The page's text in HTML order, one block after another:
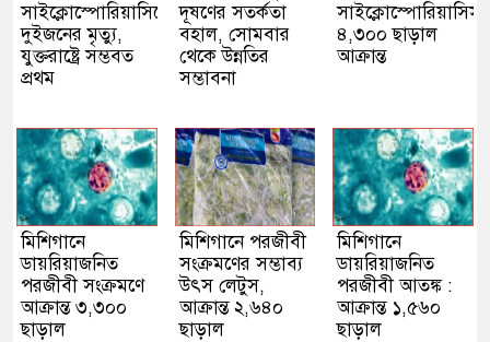
সাইক্লোস্পোরিয়াসিসে
দুইজনের মৃত্যু,
যুক্তরাষ্ট্রে সম্ভবত
প্রথম
দূষণের সতর্কতা
বহাল, সোমবার
থেকে উন্নতির
সম্ভাবনা
৪,৩০০ ছাড়াল
আক্রান্ত
মিশিগানে
ডায়রিয়াজনিত
পরজীবী সংক্রমণে
আক্রান্ত ৩,৩০০
ছাড়াল
মিশিগানে পরজীবী
সংক্রমণের সম্ভাব্য
উৎস লেটুস,
আক্রান্ত ২,৬৪০
ছাড়াল
মিশিগানে
ডায়রিয়াজনিত
পরজীবী আতঙ্ক :
আক্রান্ত ১,৫৬০
ছাড়াল